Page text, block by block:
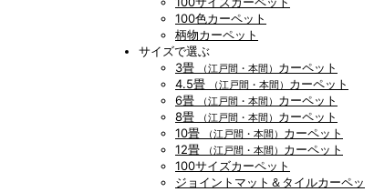
100色カーペット
柄物カーペット
サイズで選ぶ
3畳
（江戸間・本間） カーペット
4.5畳
（江戸間・本間） カーペット
6畳
（江戸間・本間） カーペット
8畳
（江戸間・本間） カーペット
10畳
（江戸間・本間） カーペット
12畳
（江戸間・本間） カーペット
100サイズカーペット
ジョイントマット＆タイルカーペッ